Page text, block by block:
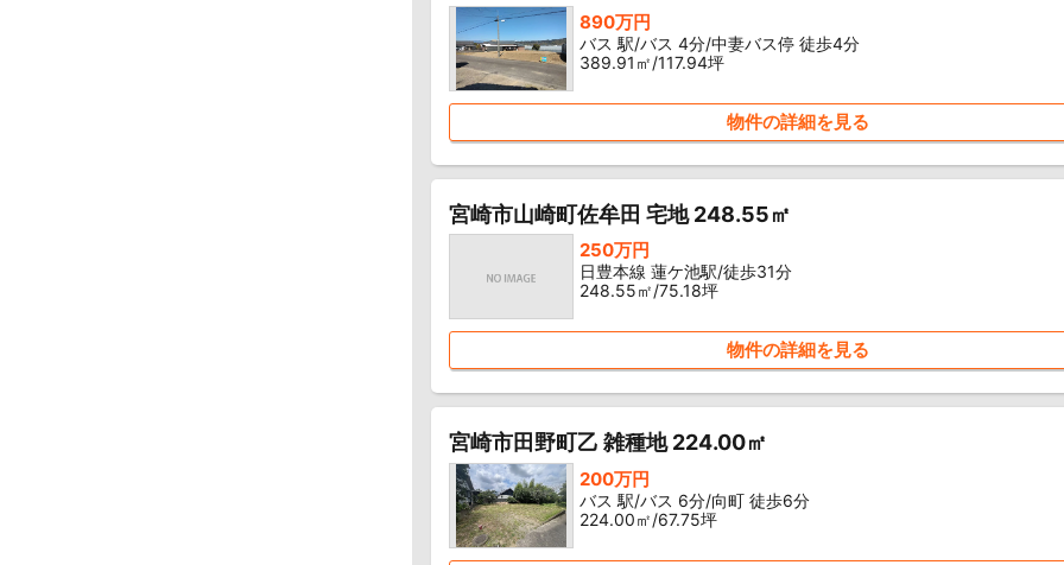
890万円
バス 駅/バス 4分/中妻バス停 徒歩4分
389.91㎡/117.94坪
物件の詳細を見る
宮崎市山崎町佐牟田 宅地 248.55㎡
250万円
日豊本線 蓮ケ池駅/徒歩31分
248.55㎡/75.18坪
物件の詳細を見る
宮崎市田野町乙 雑種地 224.00㎡
200万円
バス 駅/バス 6分/向町 徒歩6分
224.00㎡/67.75坪